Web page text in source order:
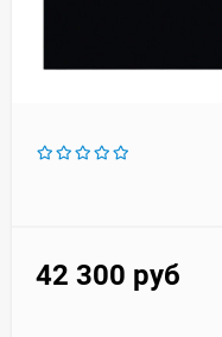
42 300 руб